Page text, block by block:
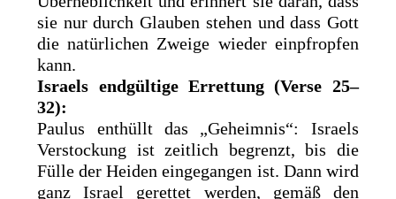
sie nur durch Glauben stehen und dass Gott
die natürlichen Zweige wieder einpfropfen
kann.
Israels endgültige Errettung (Verse 25–
32):
Paulus enthüllt das „Geheimnis“: Israels
Verstockung ist zeitlich begrenzt, bis die
Fülle der Heiden eingegangen ist. Dann wird
ganz Israel gerettet werden, gemäß den